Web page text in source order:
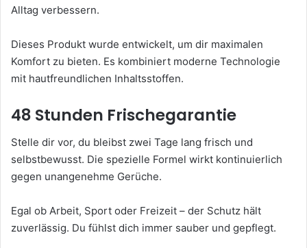
Alltag verbessern.
Dieses Produkt wurde entwickelt, um dir maximalen
Komfort zu bieten. Es kombiniert moderne Technologie
mit hautfreundlichen Inhaltsstoffen.
48 Stunden Frischegarantie
Stelle dir vor, du bleibst zwei Tage lang frisch und
selbstbewusst. Die spezielle Formel wirkt kontinuierlich
gegen unangenehme Gerüche.
Egal ob Arbeit, Sport oder Freizeit – der Schutz hält
zuverlässig. Du fühlst dich immer sauber und gepflegt.